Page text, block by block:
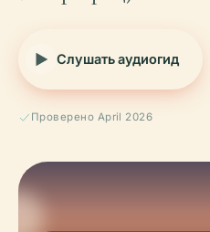
Слушать аудиогид
Проверено April 2026